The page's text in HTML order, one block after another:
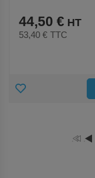
44,50 €
53,40 € TTC
AJOUTER
Page